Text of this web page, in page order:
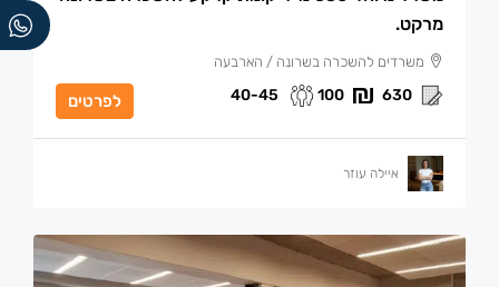
מרקט.
משרדים להשכרה בשרונה / הארבעה
630
100
40-45 לפרטים
איילה עוזר